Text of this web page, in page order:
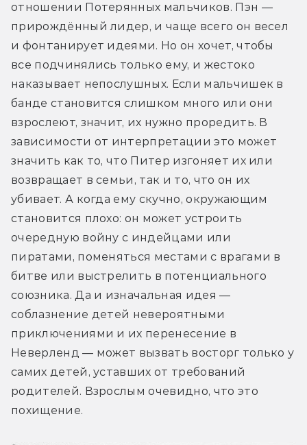
отношении Потерянных мальчиков. Пэн —
прирождённый лидер, и чаще всего он весел
и фонтанирует идеями. Но он хочет, чтобы
все подчинялись только ему, и жестоко
наказывает непослушных. Если мальчишек в
банде становится слишком много или они
взрослеют, значит, их нужно проредить. В
зависимости от интерпретации это может
значить как то, что Питер изгоняет их или
возвращает в семьи, так и то, что он их
убивает. А когда ему скучно, окружающим
становится плохо: он может устроить
очередную войну с индейцами или
пиратами, поменяться местами с врагами в
битве или выстрелить в потенциального
союзника. Да и изначальная идея —
соблазнение детей невероятными
приключениями и их перенесение в
Неверленд — может вызвать восторг только у
самих детей, уставших от требований
родителей. Взрослым очевидно, что это
похищение.